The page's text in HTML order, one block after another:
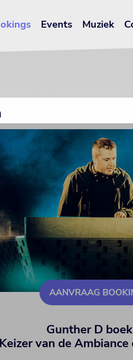
Events Muziek
AANVRAAG
Gunther D
van de